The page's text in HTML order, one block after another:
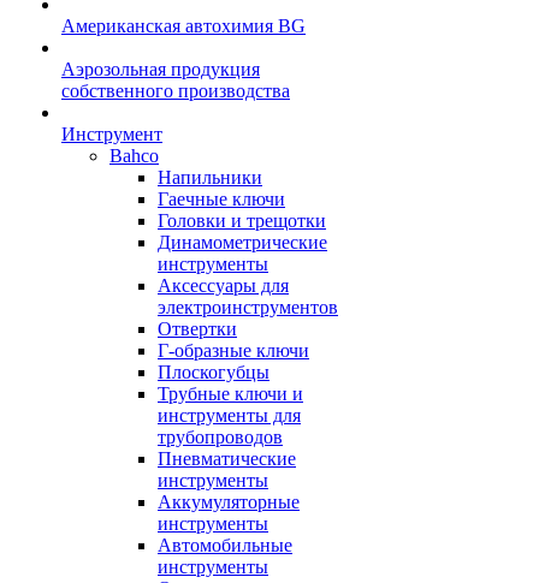
Американская автохимия BG
Аэрозольная продукция
собственного производства
Инструмент
Bahco
Напильники
Гаечные ключи
Головки и трещотки
Динамометрические
инструменты
Аксессуары для
электроинструментов
Отвертки
Г-образные ключи
Плоскогубцы
Трубные ключи и
инструменты для
трубопроводов
Пневматические
инструменты
Аккумуляторные
инструменты
Автомобильные
инструменты